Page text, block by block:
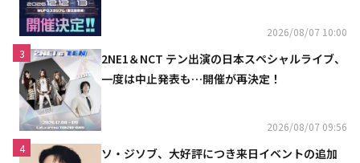
2026/08/07 10:00
3
2NE1＆NCT テン出演の日本スペシャルライブ、
一度は中止発表も…開催が再決定！
2026/08/07 09:56
4
ソ・ジソブ、大好評につき来日イベントの追加